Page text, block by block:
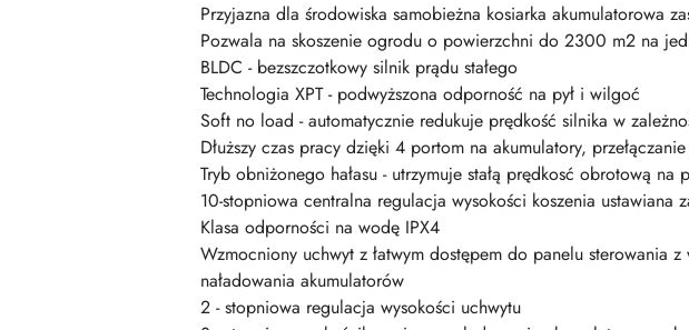
Przyjazna dla środowiska samobieżna kosiarka akumulatorowa
Pozwala na skoszenie ogrodu o powierzchni do 2300 m2 na
BLDC - bezszczotkowy silnik prądu stałego
Technologia XPT - podwyższona odporność na pył i wilgoć
Soft no load - automatycznie redukuje prędkość silnika w
Dłuższy czas pracy dzięki 4 portom na akumulatory,
Tryb obniżonego hałasu - utrzymuje stałą prędkosć obrotową
10-stopniowa centralna regulacja wysokości koszenia ustawiana
Klasa odporności na wodę IPX4
Wzmocniony uchwyt z łatwym dostępem do panelu sterowania z
naładowania akumulatorów
2 - stopniowa regulacja wysokości uchwytu